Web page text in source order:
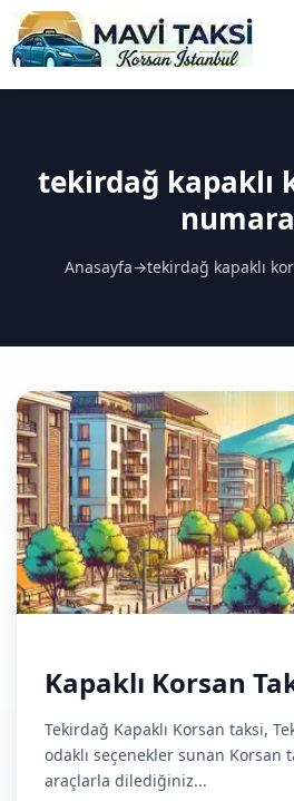
tekirdağ kapaklı
Anasayfa→tekirdağ kapaklı
Kapaklı Korsan
Tekirdağ Kapaklı Korsan taksi,
odaklı seçenekler sunan Korsan
araçlarla dilediğiniz...